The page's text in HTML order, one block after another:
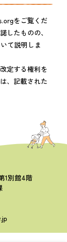
をご覧くだ
したものの、
て説明しま
定する権利を
、記載された
1別館4階